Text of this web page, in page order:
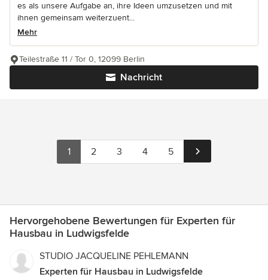
es als unsere Aufgabe an, ihre Ideen umzusetzen und mit
ihnen gemeinsam weiterzuent...
Mehr
Nachricht
Teilestraße 11 / Tor 0, 12099 Berlin
1 2 3 4 5
Hervorgehobene Bewertungen für Experten für
Hausbau in Ludwigsfelde
STUDIO JACQUELINE PEHLEMANN
Experten für Hausbau in Ludwigsfelde